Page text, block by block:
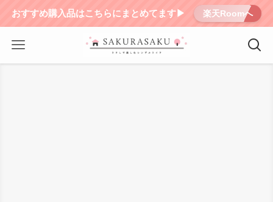
おすすめ購入品はこちらにまとめてます▶︎ 楽天Roomへ